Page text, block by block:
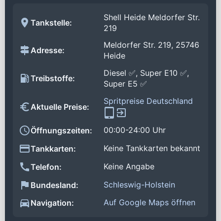
Tankstelle:
Shell Heide Meldorfer Str.
219
Adresse:
Meldorfer Str. 219, 25746
Heide
Treibstoffe:
Diesel ✅, Super E10 ✅,
Super E5 ✅
Aktuelle Preise:
Spritpreise Deutschland
Öffnungszeiten:
00:00-24:00 Uhr
Tankkarten:
Keine Tankkarten bekannt
Telefon:
Keine Angabe
Bundesland:
Schleswig-Holstein
Navigation:
Auf Google Maps öffnen